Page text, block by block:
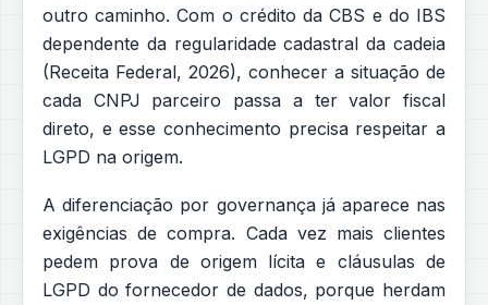
outro caminho. Com o crédito da CBS e do IBS
dependente da regularidade cadastral da cadeia
(Receita Federal, 2026), conhecer a situação de
cada CNPJ parceiro passa a ter valor fiscal
direto, e esse conhecimento precisa respeitar a
LGPD na origem.
A diferenciação por governança já aparece nas
exigências de compra. Cada vez mais clientes
pedem prova de origem lícita e cláusulas de
LGPD do fornecedor de dados, porque herdam